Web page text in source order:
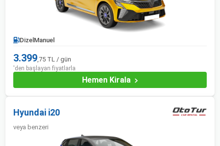
Dizel Manuel
3.399,75 TL / gün
'den başlayan fiyatlarla
Hemen Kirala
Hyundai i20
veya benzeri